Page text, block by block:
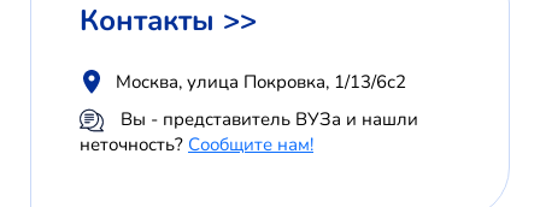
Контакты >>
Москва, улица Покровка, 1/13/6с2
Вы - представитель ВУЗа и нашли
неточность? Сообщите нам!